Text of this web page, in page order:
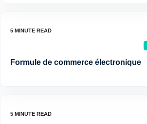
Formule de commerce électronique